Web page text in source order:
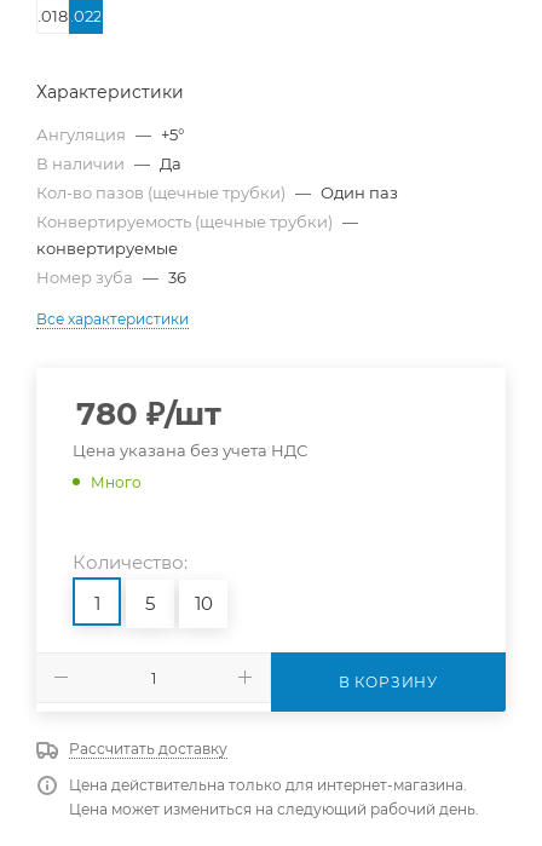
.018 .022
Характеристики
Ангуляция — +5°
В наличии — Да
Кол-во пазов (щечные трубки) — Один паз
Конвертируемость (щечные трубки) —
конвертируемые
Номер зуба — 36
Все характеристики
780 ₽/шт
Цена указана без учета НДС
Много
Количество:
1
5 10
В КОРЗИНУ
Рассчитать доставку
Цена действительна только для интернет-магазина.
Цена может измениться на следующий рабочий день.